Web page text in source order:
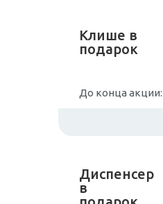
Клише в
подарок
До конца акции:
Диспенсер
в